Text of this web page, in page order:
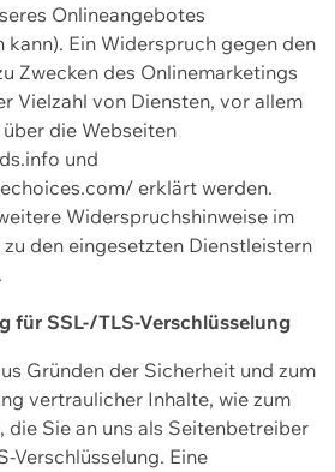
Onlineangebotes
Ein Widerspruch gegen den
Zwecken des Onlinemarketings
Vielzahl von Diensten, vor allem
die Webseiten
und
erklärt werden.
Widerspruchshinweise im
den eingesetzten Dienstleistern
für SSL-/TLS-Verschlüsselung
Gründen der Sicherheit und zum
vertraulicher Inhalte, wie zum
die Sie an uns als Seitenbetreiber
Verschlüsselung. Eine